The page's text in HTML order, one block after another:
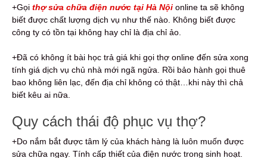
+Gọi thợ sửa chữa điện nước tại Hà Nội online ta sẽ không
biết được chất lượng dịch vụ như thế nào. Không biết được
công ty có tồn tại không hay chỉ là địa chỉ ảo.
+Đã có không ít bài học trả giá khi gọi thợ online đến sửa xong
tính giá dịch vụ chủ nhà mới ngã ngửa. Rồi bảo hành gọi thuê
bao không liên lạc, đến địa chỉ không có thật…khi này thì chả
biết kêu ai nữa.
Quy cách thái độ phục vụ thợ?
+Do nắm bắt được tâm lý của khách hàng là luôn muốn được
sửa chữa ngay. Tính cấp thiết của điện nước trong sinh hoạt.